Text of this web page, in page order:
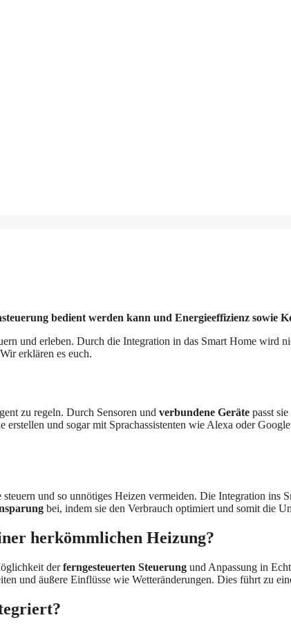
bedient werden kann und Energieeffizienz
und erleben. Durch die Integration in das Smart Home wird
erklären es euch.
zu regeln. Durch Sensoren und verbundene Geräte passt
und sogar mit Sprachassistenten wie Alexa oder
steuern und so unnötiges Heizen vermeiden. Die Integration ins
bei, indem sie den Verbrauch optimiert und somit die
herkömmlichen Heizung?
derferngesteuerten Steuerung und Anpassung in
und äußere Einflüsse wie Wetteränderungen. Dies führt zu